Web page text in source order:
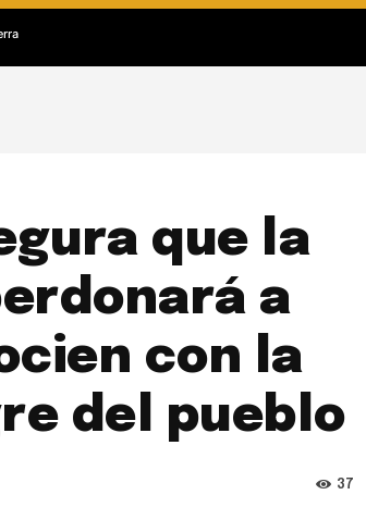
que la
a
con la
del pueblo
37